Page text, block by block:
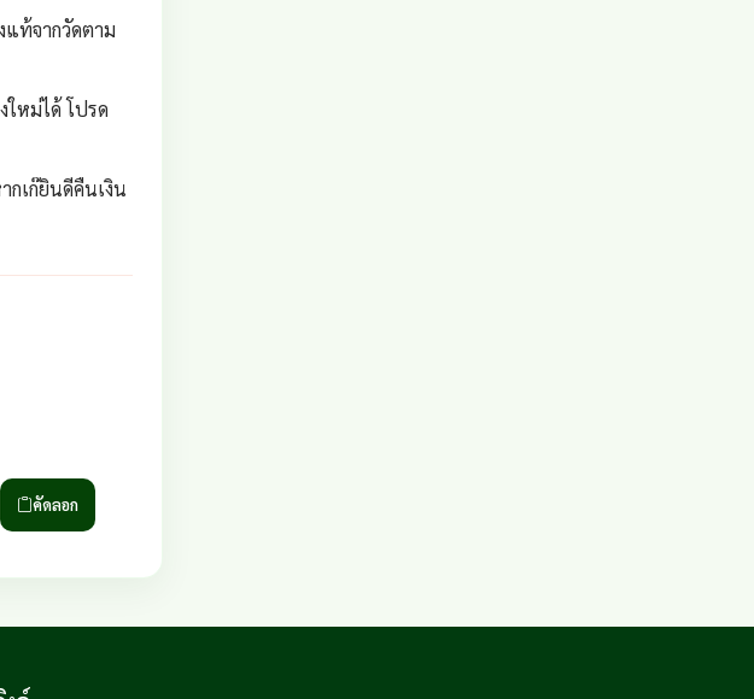
แท้จากวัดตาม
ใหม่ได้ โปรด
เก๊ยินดีคืนเงิน
คัดลอก